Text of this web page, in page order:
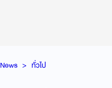
News ทั่วไป